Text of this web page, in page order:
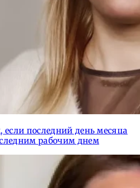
если последний день месяца
рабочим днем